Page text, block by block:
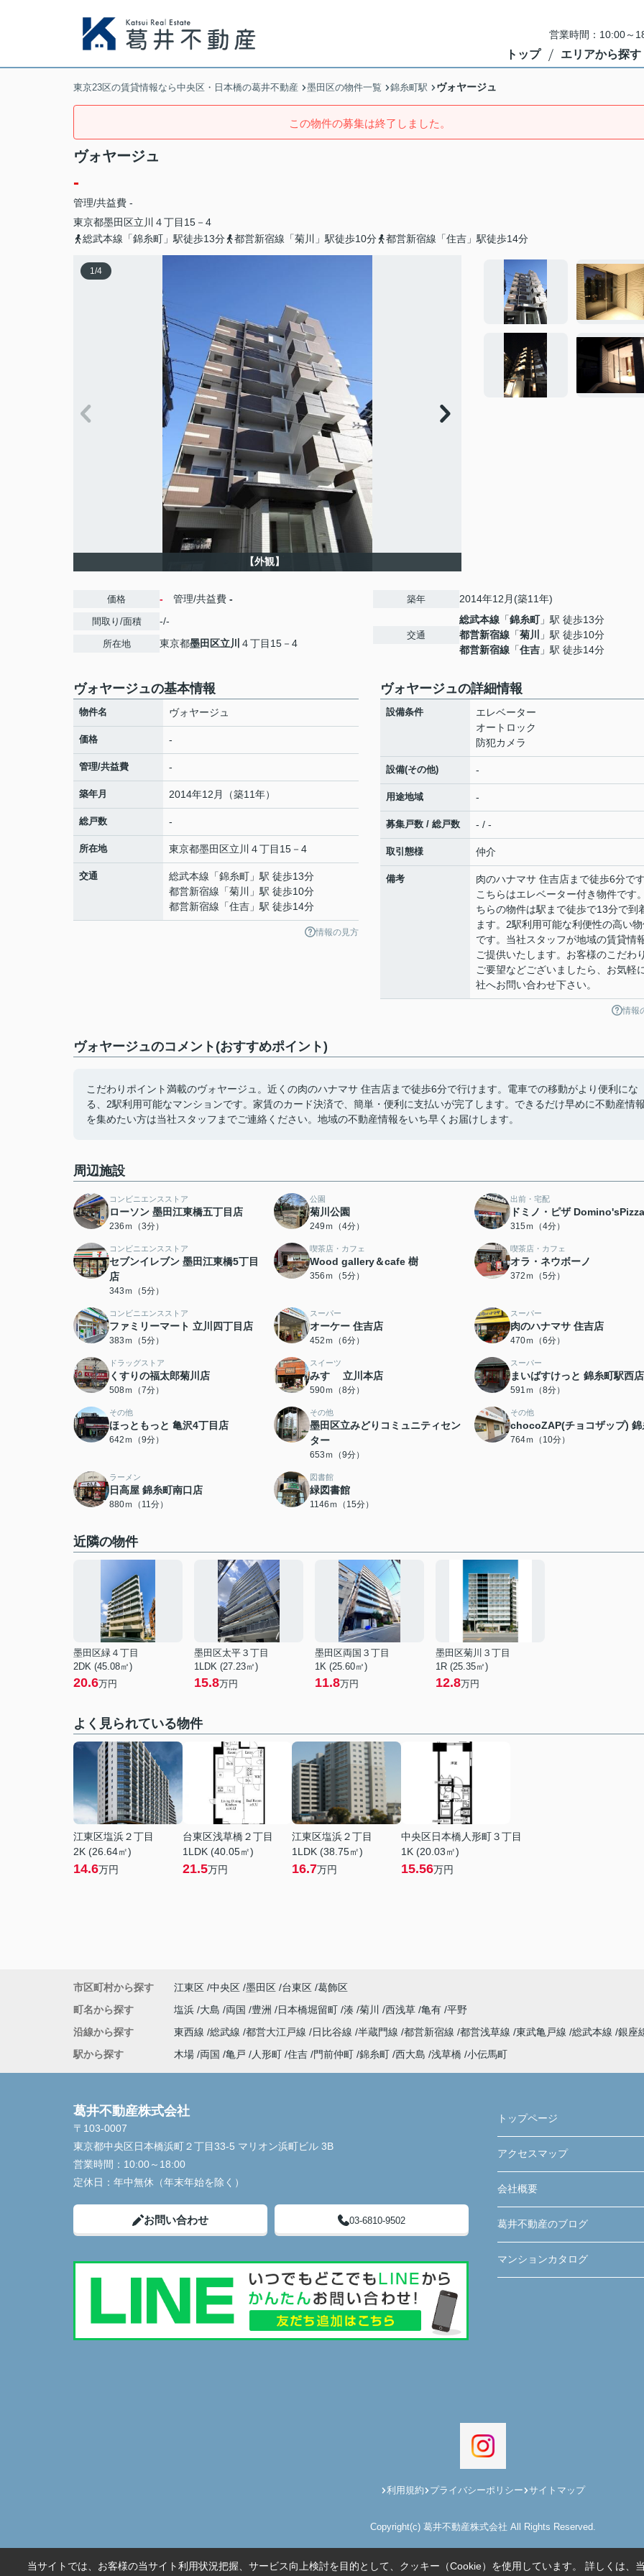
営業時間：10:00～
トップ エリアから探す
東京23区の賃貸情報なら中央区・日本橋の葛井不動産 墨田区の物件一覧 錦糸町駅 ヴォヤージュ
この物件の募集は終了しました。
ヴォヤージュ
-
管理/共益費 -
東京都墨田区立川 ４丁目15－4
総武本線「錦糸町」駅徒歩13分
都営新宿線「菊川」駅徒歩10分 都営新宿線「住吉」駅徒歩14分
1/4
【外観】
価格 - 管理/共益費 -
間取り/面積 -/-
所在地 東京都墨田区立川 ４丁目15－4
築年 2014年12月(築11年)
交通
総武本線 「錦糸町」駅 徒歩13分
都営新宿線 「菊川
」駅 徒歩10分
都営新宿線 「住吉 」駅 徒歩14分
ヴォヤージュの基本情報
物件名 ヴォヤージュ
価格 -
管理/共益費 -
築年月 2014年12月（築11年）
総戸数 -
所在地 東京都墨田区立川 ４丁目15－4
交通 総武本線 「錦糸町 」駅 徒歩13分
都営新宿線 「菊川
」駅 徒歩10分
都営新宿線 「住吉 」駅 徒歩14分
情報の見方
ヴォヤージュの詳細情報
設備条件
エレベーター
オートロック
防犯カメラ
設備(その他) -
用途地域 -
募集戸数 / 総戸数 - / -
取引態様 仲介
備考
肉のハナマサ 住吉店まで徒歩6分で
こちらはエレベーター付き物件です
ちらの物件は駅まで徒歩で13分で到
ます。2駅利用可能な利便性の高い
です。当社スタッフが地域の賃貸情
ご提供いたします。お客様のこだわ
ご要望などございましたら、お気軽
社へお問い合わせ下さい。
情報
ヴォヤージュのコメント(おすすめポイント)
こだわりポイント満載のヴォヤージュ。近くの肉のハナマサ 住吉店まで徒歩6分で行けます。電車での移動がより便利にな
る、2駅利用可能なマンションです。家賃のカード決済で、簡単・便利に支払いが完了します。できるだけ早めに不動産情
を集めたい方は当社スタッフまでご連絡ください。地域の不動産情報をいち早くお届けします。
周辺施設
コンビニエンスストア
ローソン 墨田江東橋五丁目店
236ｍ（3分）
公園
菊川公園
249ｍ（4分）
出前・宅配
ドミノ・ピザ
315ｍ（4分）
コンビニエンスストア
セブンイレブン 墨田江東橋5丁目
店
343ｍ（5分）
喫茶店・カフェ
Wood gallery＆cafe 樹
356ｍ（5分）
喫茶店・カフェ
オラ・ネウボーノ
372ｍ（5分）
コンビニエンスストア
ファミリーマート 立川四丁目店
383ｍ（5分）
スーパー
オーケー 住吉店
452ｍ（6分）
スーパー
肉のハナマサ 住吉店
470ｍ（6分）
ドラッグストア
くすりの福太郎菊川店
508ｍ（7分）
スイーツ
みすゞ 立川本店
590ｍ（8分）
スーパー
まいばすけっと 錦糸町駅西店
591ｍ（8分）
その他
ほっともっと 亀沢4丁目店
642ｍ（9分）
その他
墨田区立みどりコミュニティセン
ター
653ｍ（9分）
その他
chocoZAP(チョコザップ) 錦
764ｍ（10分）
ラーメン
日高屋 錦糸町南口店
880ｍ（11分）
図書館
緑図書館
1146ｍ（15分）
近隣の物件
墨田区緑４丁目
2DK (45.08㎡)
20.6万円
墨田区太平３丁目
1LDK (27.23㎡)
15.8万円
墨田区両国３丁目
1K (25.60㎡)
11.8万円
墨田区菊川３丁目
1R (25.35㎡)
12.8万円
よく見られている物件
江東区塩浜２丁目
2K (26.64㎡)
14.6万円
台東区浅草橋２丁目
1LDK (40.05㎡)
21.5万円
江東区塩浜２丁目
1LDK (38.75㎡)
16.7万円
中央区日本橋人形町３丁目
1K (20.03㎡)
15.56万円
市区町村から探す 江東区 中央区 墨田区 台東区 葛飾区
町名から探す
塩浜 大島 両国 豊洲 日本橋堀留町 湊 菊川 西浅草 亀有 平野
沿線から探す
東西線 総武線 都営大江戸線 日比谷線 半蔵門線 都営新宿線 都営浅草線 東武亀戸線 総武本線 銀座
駅から探す
木場 両国 亀戸 人形町 住吉 門前仲町 錦糸町 西大島 浅草橋 小伝馬町
葛井不動産株式会社
〒103-0007
東京都中央区日本橋浜町２丁目33-5 マリオン浜町ビル 3B
営業時間： 10:00～18:00
定休日： 年中無休（年末年始を除く）
お問い合わせ 03-6810-9502
トップページ
アクセスマップ
会社概要
葛井不動産のブログ
マンションカタログ
利用規約 プライバシーポリシー サイトマップ
Copyright(c) 葛井不動産株式会社 All Rights Reserved.
当サイトでは、お客様の当サイト利用状況把握、サービス向上検討を目的として、クッキー（Cookie）を使用しています。 詳しくは、